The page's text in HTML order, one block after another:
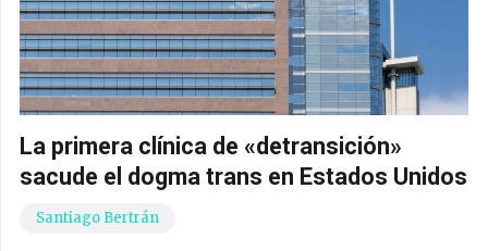
La primera clínica de «detransición»
sacude el dogma trans en Estados Unidos
Santiago Bertrán